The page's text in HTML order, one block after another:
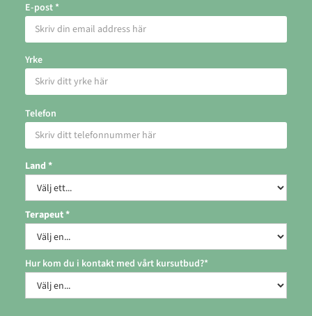
E-post *
Yrke
Telefon
Land *
Terapeut *
Hur kom du i kontakt med vårt kursutbud?*